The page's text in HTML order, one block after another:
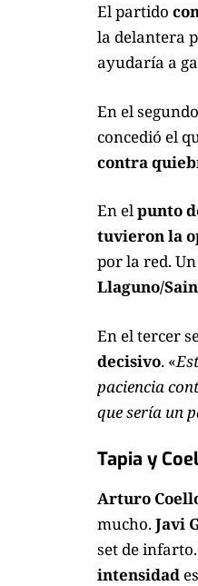
El partido
la delantera
ayudaría a
En el
concedió el
contra
En elpunto
tuvieron la
por la red. Un
Llaguno/
En el tercer
decisivo. «
paciencia
que sería un
Tapia y
Arturo
mucho.Javi
set de
intensidad